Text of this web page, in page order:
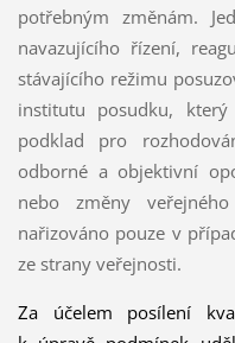
potřebným změnám.
navazujícího řízení,
stávajícího režimu
institutu posudku,
podklad pro
odborné a objektivní
nebo změny
nařizováno pouze v
ze strany veřejnosti.
Za účelem posílení